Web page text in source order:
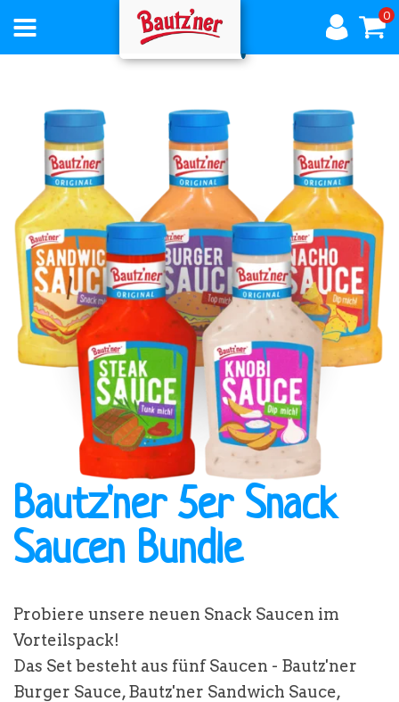
ÜBER
BAUTZNER
PRODUKTE
BRUTZELKUNDE
REZEPTE
SHOP
0
Bautz'ner 5er Snack
Saucen Bundle
Probiere unsere neuen Snack Saucen im
Vorteilspack!
Das Set besteht aus fünf Saucen - Bautz'ner
Burger Sauce, Bautz'ner Sandwich Sauce,